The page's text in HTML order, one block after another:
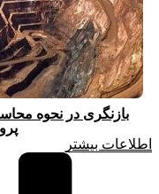
بازنگری در نحوه
اطلاعات بیشتر